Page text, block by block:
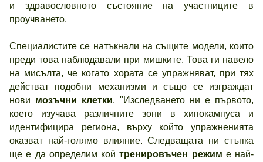
и здравословното състояние на участниците в
проучването.
Специалистите се натъкнали на същите модели, които
преди това наблюдавали при мишките. Това ги навело
на мисълта, че когато хората се упражняват, при тях
действат подобни механизми и също се изграждат
нови мозъчни клетки. "Изследването ни е първото,
което изучава различните зони в хипокампуса и
идентифицира региона, върху който упражненията
оказват най-голямо влияние. Следващата ни стъпка
ще е да определим койтренировъчен режим е най-